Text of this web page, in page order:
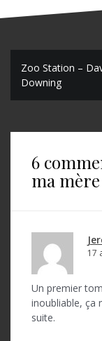
N
a
Zoo Station –
Downing
6
ma
17
Un premier
inoubliable, ça
suite.